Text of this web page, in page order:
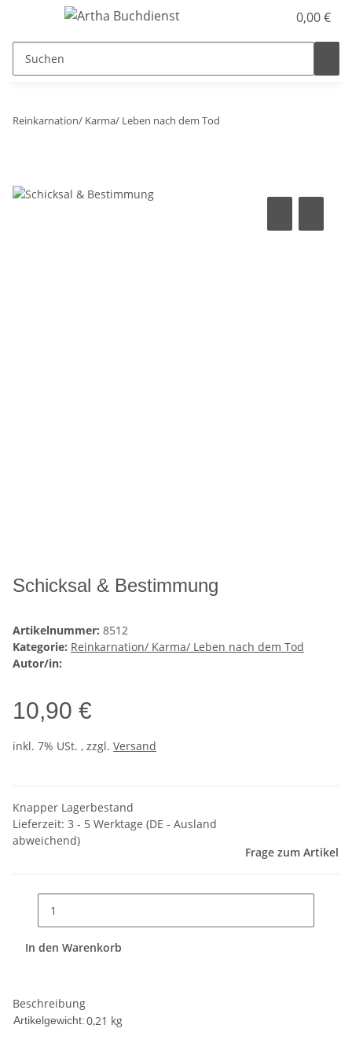
0,00 €
Reinkarnation/ Karma/ Leben nach dem Tod
Schicksal & Bestimmung
Artikelnummer: 8512
Kategorie: Reinkarnation/ Karma/ Leben nach dem Tod
Autor/in:
10,90 €
inkl. 7% USt. , zzgl. Versand
Knapper Lagerbestand
Lieferzeit: 3 - 5 Werktage (DE - Ausland
abweichend)
Frage zum Artikel
In den Warenkorb
Beschreibung
Artikelgewicht:0,21 kg